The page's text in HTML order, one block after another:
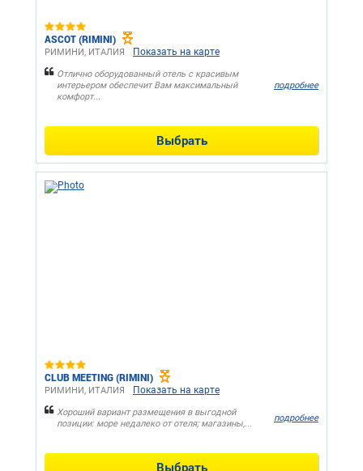
ASCOT (RIMINI)
РИМИНИ, ИТАЛИЯ Показать на карте
Отлично оборудованный отель с красивым
интерьером обеспечит Вам максимальный
комфорт...
подробнее
Выбрать
CLUB MEETING (RIMINI)
РИМИНИ, ИТАЛИЯ Показать на карте
Хороший вариант размещения в выгодной
позиции: море недалеко от отеля; магазины,...
подробнее
Выбрать